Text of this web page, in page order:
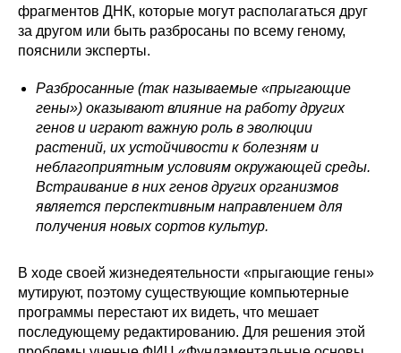
фрагментов ДНК, которые могут располагаться друг
за другом или быть разбросаны по всему геному,
пояснили эксперты.
Разбросанные (так называемые «прыгающие
гены») оказывают влияние на работу других
генов и играют важную роль в эволюции
растений, их устойчивости к болезням и
неблагоприятным условиям окружающей среды.
Встраивание в них генов других организмов
является перспективным направлением для
получения новых сортов культур.
В ходе своей жизнедеятельности «прыгающие гены»
мутируют, поэтому существующие компьютерные
программы перестают их видеть, что мешает
последующему редактированию. Для решения этой